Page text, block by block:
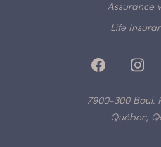
Assurance
Life
7900-300 Boul.
Québec,